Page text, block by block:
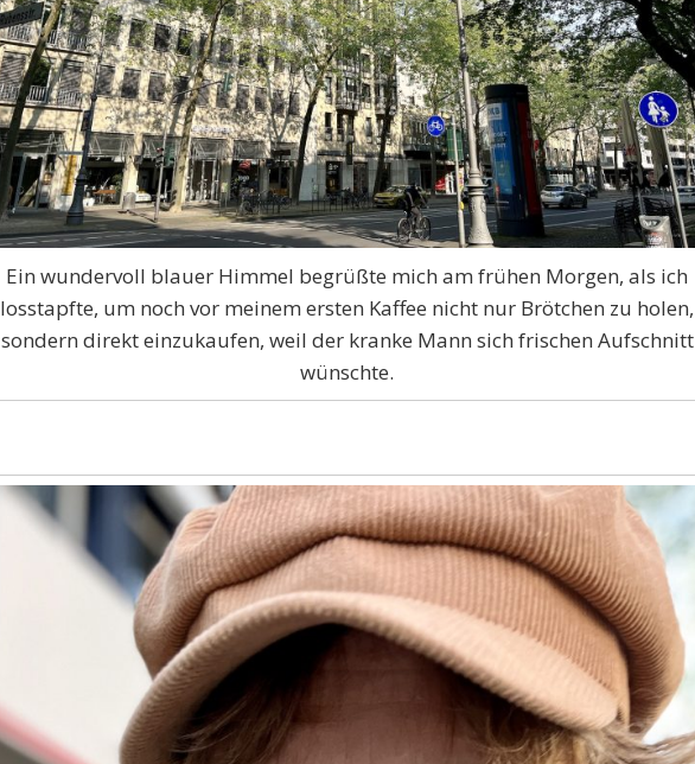
Ein wundervoll blauer Himmel begrüßte mich am frühen Morgen, als ich
losstapfte, um noch vor meinem ersten Kaffee nicht nur Brötchen zu holen,
sondern direkt einzukaufen, weil der kranke Mann sich frischen Aufschnitt
wünschte.